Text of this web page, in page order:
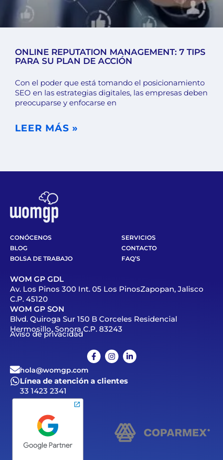
ONLINE REPUTATION MANAGEMENT: 7 TIPS
PARA SU PLAN DE ACCIÓN
Con el poder que está tomando el posicionamiento
SEO en las estrategias digitales, las empresas deben
preocuparse y enfocarse en
LEER MÁS »
CONÓCENOS
SERVICIOS
BLOG
CONTACTO
BOLSA DE TRABAJO
FAQ’S
WOM GP GDL
Av. Los Pinos 300 Int. 05 Los PinosZapopan, Jalisco
C.P. 45120
WOM GP SON
Blvd. Quiroga Sur 150 B Corceles Residencial
Hermosillo, Sonora C.P. 83243
Aviso de privacidad
hola@womgp.com
Línea de atención a clientes
33 1423 2341